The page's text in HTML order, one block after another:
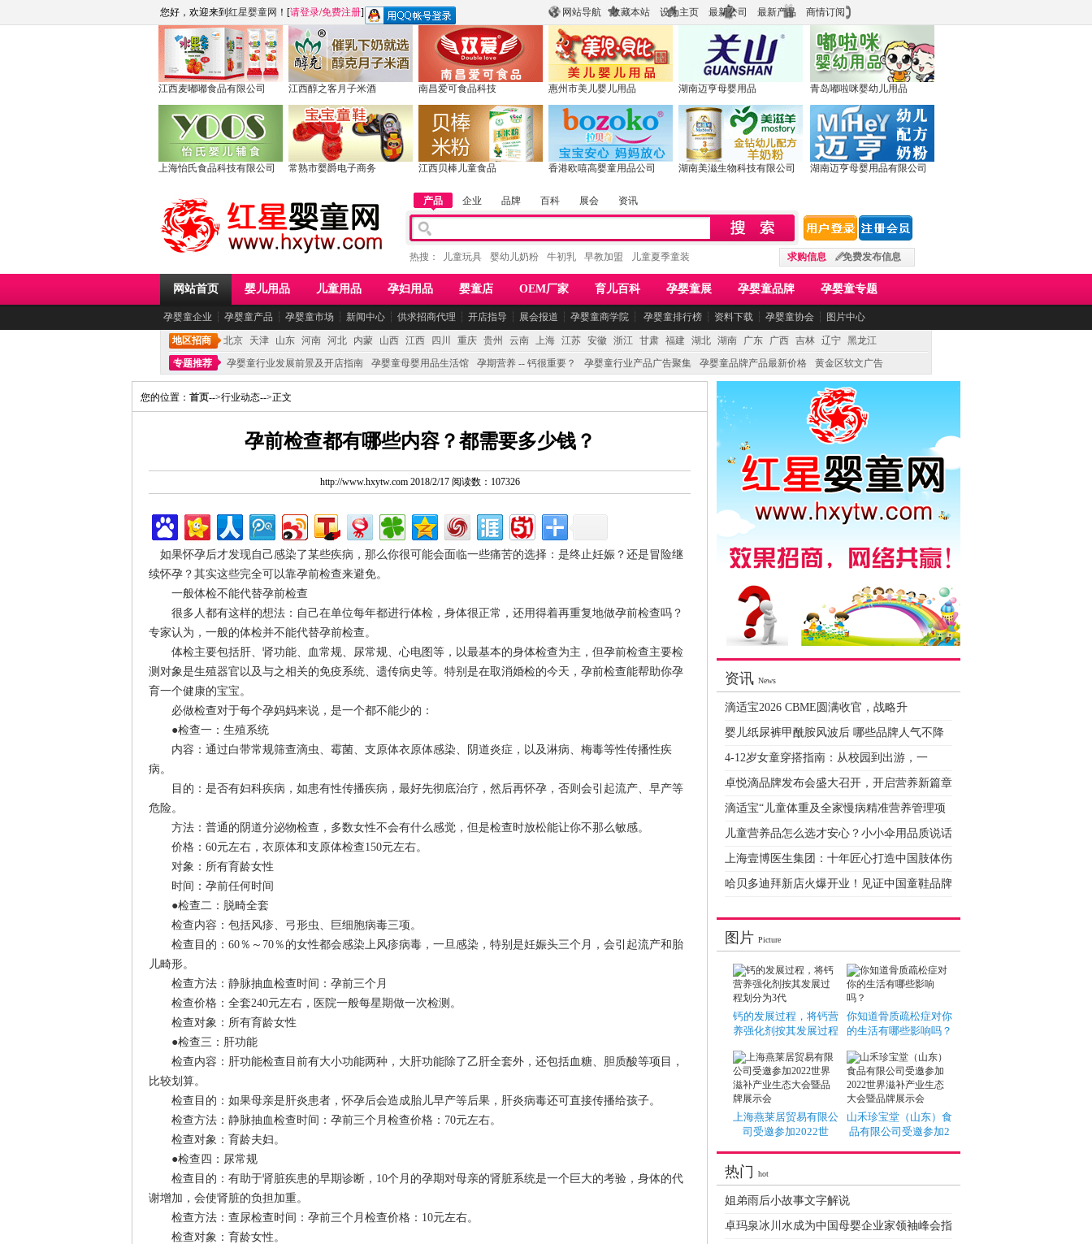
网站导航 收藏本站 设为主页 最新公司 最新产品 商情订阅
您好，欢迎来到 红星婴童网 ！[请登录/免费注册]
江西麦嘟嘟食品有限公司 江西醇之客月子米酒 南昌爱可食品科技 惠州市美儿婴儿用品 湖南迈亨母婴用品 青岛嘟啦咪婴幼儿用品
上海怡氏食品科技有限公司 常熟市婴爵电子商务 江西贝棒儿童食品 香港欧嘻高婴童用品公司 湖南美滋生物科技有限公司 湖南迈亨母婴用品有限公司
产品 企业 品牌 百科 展会 资讯
求购信息 免费发布信息
热搜： 儿童玩具 婴幼儿奶粉 牛初乳 早教加盟 儿童夏季童装
网站首页 婴儿用品 儿童用品 孕妇用品 婴童店 OEM厂家 育儿百科 孕婴童展 孕婴童品牌 孕婴童专题
孕婴童企业 ┆ 孕婴童产品 ┆ 孕婴童市场 ┆ 新闻中心 ┆ 供求招商代理 ┆ 开店指导 ┆ 展会报道 ┆ 孕婴童商学院 ┆ 孕婴童排行榜 ┆ 资料下载 ┆ 孕婴童协会 ┆ 图片中心
地区招商 北京 天津 山东 河南 河北 内蒙 山西 江西 四川 重庆 贵州 云南 上海 江苏 安徽 浙江 甘肃 福建 湖北 湖南 广东 广西 吉林 辽宁 黑龙江
专题推荐
孕婴童行业发展前景及开店指南 孕婴童母婴用品生活馆 孕期营养 -- 钙很重要？ 孕婴童行业产品广告聚集 孕婴童品牌产品最新价格 黄金区软文广告
您的位置： 首页-->行业动态-->正文
孕前检查都有哪些内容？都需要多少钱？
http://www.hxytw.com 2018/2/17 阅读数：107326
如果怀孕后才发现自己感染了某些疾病，那么你很可能会面临一些痛苦的选择：是终止妊娠？还是冒险继
续怀孕？其实这些完全可以靠孕前检查来避免。
一般体检不能代替孕前检查
很多人都有这样的想法：自己在单位每年都进行体检，身体很正常，还用得着再重复地做孕前检查吗？
专家认为，一般的体检并不能代替孕前检查。
体检主要包括肝、肾功能、血常规、尿常规、心电图等，以最基本的身体检查为主，但孕前检查主要检
测对象是生殖器官以及与之相关的免疫系统、遗传病史等。特别是在取消婚检的今天，孕前检查能帮助你孕
育一个健康的宝宝。
必做检查对于每个孕妈妈来说，是一个都不能少的：
●检查一：生殖系统
内容：通过白带常规筛查滴虫、霉菌、支原体衣原体感染、阴道炎症，以及淋病、梅毒等性传播性疾
病。
目的：是否有妇科疾病，如患有性传播疾病，最好先彻底治疗，然后再怀孕，否则会引起流产、早产等
危险。
方法：普通的阴道分泌物检查，多数女性不会有什么感觉，但是检查时放松能让你不那么敏感。
价格：60元左右，衣原体和支原体检查150元左右。
对象：所有育龄女性
时间：孕前任何时间
●检查二：脱畸全套
检查内容：包括风疹、弓形虫、巨细胞病毒三项。
检查目的：60％～70％的女性都会感染上风疹病毒，一旦感染，特别是妊娠头三个月，会引起流产和胎
儿畸形。
检查方法：静脉抽血检查时间：孕前三个月
检查价格：全套240元左右，医院一般每星期做一次检测。
检查对象：所有育龄女性
●检查三：肝功能
检查内容：肝功能检查目前有大小功能两种，大肝功能除了乙肝全套外，还包括血糖、胆质酸等项目，
比较划算。
检查目的：如果母亲是肝炎患者，怀孕后会造成胎儿早产等后果，肝炎病毒还可直接传播给孩子。
检查方法：静脉抽血检查时间：孕前三个月检查价格：70元左右。
检查对象：育龄夫妇。
●检查四：尿常规
检查目的：有助于肾脏疾患的早期诊断，10个月的孕期对母亲的肾脏系统是一个巨大的考验，身体的代
谢增加，会使肾脏的负担加重。
检查方法：查尿检查时间：孕前三个月检查价格：10元左右。
检查对象：育龄女性。
资讯 News
滴适宝2026 CBME圆满收官，战略升
婴儿纸尿裤甲酰胺风波后 哪些品牌人气不降
4-12岁女童穿搭指南：从校园到出游，一
卓悦滴品牌发布会盛大召开，开启营养新篇章
滴适宝“儿童体重及全家慢病精准营养管理项
儿童营养品怎么选才安心？小小伞用品质说话
上海壹博医生集团：十年匠心打造中国肢体伤
哈贝多迪拜新店火爆开业！见证中国童鞋品牌
图片 Picture
钙的发展过程，将钙营
养强化剂按其发展过程
你知道骨质疏松症对你
的生活有哪些影响吗？
上海燕莱居贸易有限公
司受邀参加2022世
山禾珍宝堂（山东）食
品有限公司受邀参加2
热门 hot
姐弟雨后小故事文字解说
卓玛泉冰川水成为中国母婴企业家领袖峰会指